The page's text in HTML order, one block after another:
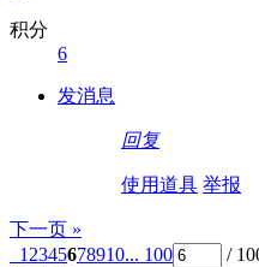
积分
6
发消息
回复
使用道具 举报
下一页 »
1 2345678910... 100 /